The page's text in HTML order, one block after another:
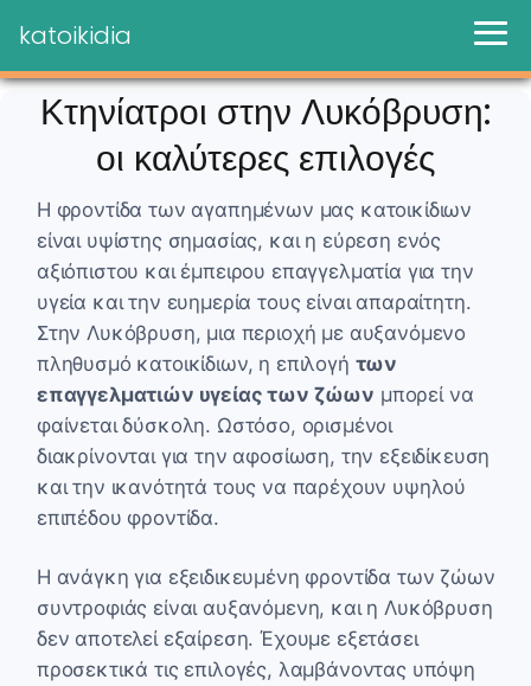
katoikidia
Κτηνίατροι στην Λυκόβρυση:
οι καλύτερες επιλογές
Η φροντίδα των αγαπημένων μας κατοικίδιων
είναι υψίστης σημασίας, και η εύρεση ενός
αξιόπιστου και έμπειρου επαγγελματία για την
υγεία και την ευημερία τους είναι απαραίτητη.
Στην Λυκόβρυση, μια περιοχή με αυξανόμενο
πληθυσμό κατοικίδιων, η επιλογή των
επαγγελματιών υγείας των ζώων μπορεί να
φαίνεται δύσκολη. Ωστόσο, ορισμένοι
διακρίνονται για την αφοσίωση, την εξειδίκευση
και την ικανότητά τους να παρέχουν υψηλού
επιπέδου φροντίδα.
Η ανάγκη για εξειδικευμένη φροντίδα των ζώων
συντροφιάς είναι αυξανόμενη, και η Λυκόβρυση
δεν αποτελεί εξαίρεση. Έχουμε εξετάσει
προσεκτικά τις επιλογές, λαμβάνοντας υπόψη